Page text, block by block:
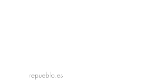
repueblo.es